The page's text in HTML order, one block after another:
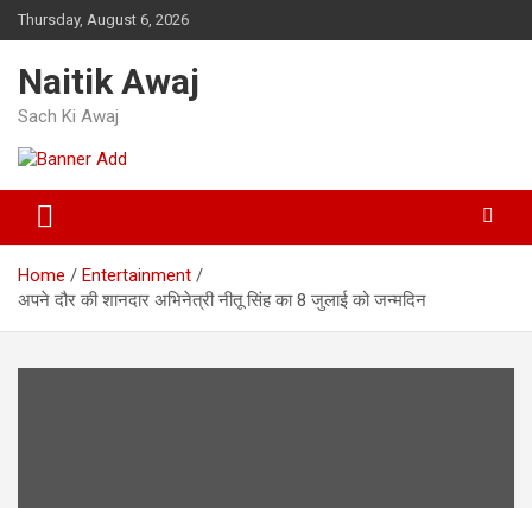
Skip
to
Thursday, August 6, 2026
Naitik Awaj
Sach Ki Awaj
Home
Entertainment
अपने दौर की शानदार अभिनेत्री नीतू सिंह का 8 जुलाई को जन्मदिन